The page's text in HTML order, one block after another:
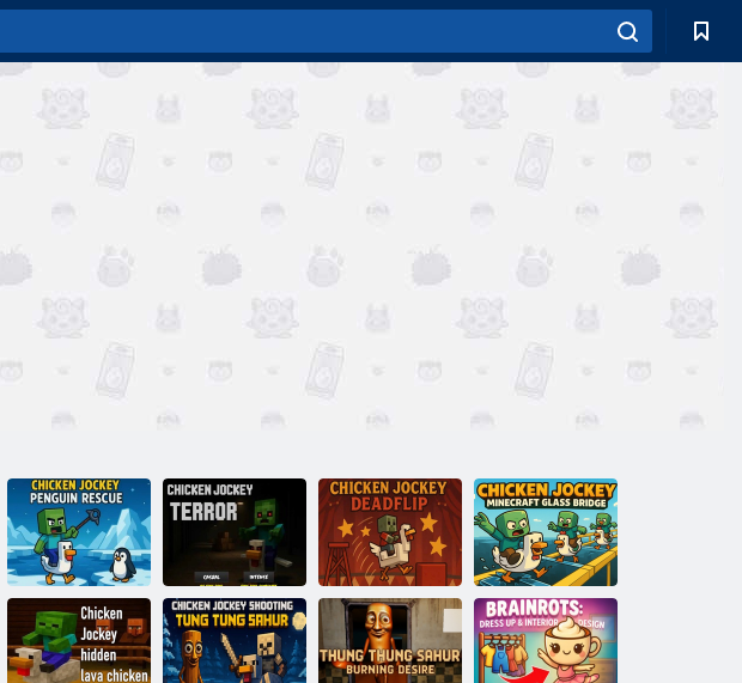
Csirke zsoké:
Pingvin Rescue
Csirke zsoké
terror
Csirke zsoké
holtflip
Csirke zsoké:
Minecraft Glass
Bridge